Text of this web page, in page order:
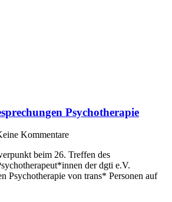
Psychotherapie
Kommentare
beim 26. Treffen des
der dgti e.V.
Psychotherapie von trans* Personen auf